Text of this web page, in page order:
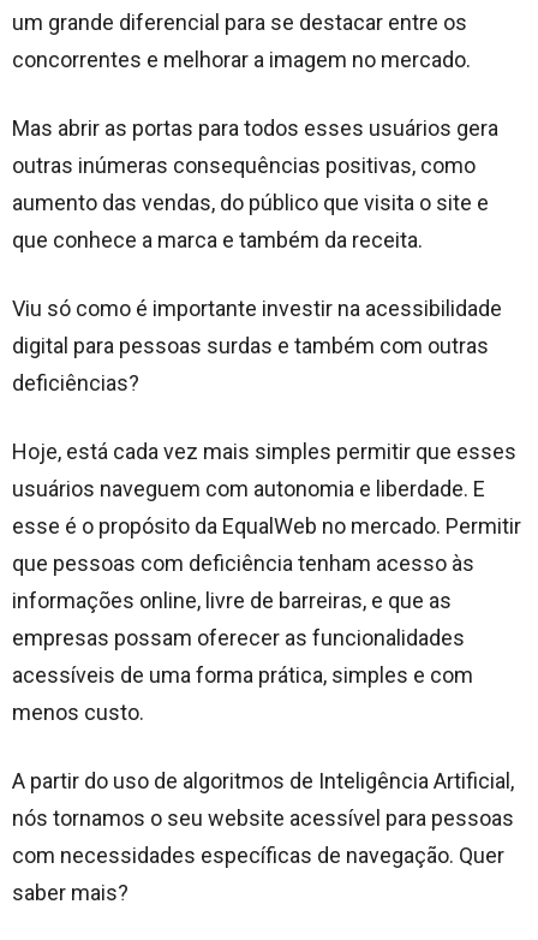
um grande diferencial para se destacar entre os
concorrentes e melhorar a imagem no mercado.
Mas abrir as portas para todos esses usuários gera
outras inúmeras consequências positivas, como
aumento das vendas, do público que visita o site e
que conhece a marca e também da receita.
Viu só como é importante investir na acessibilidade
digital para pessoas surdas e também com outras
deficiências?
Hoje, está cada vez mais simples permitir que esses
usuários naveguem com autonomia e liberdade. E
esse é o propósito da EqualWeb no mercado. Permitir
que pessoas com deficiência tenham acesso às
informações online, livre de barreiras, e que as
empresas possam oferecer as funcionalidades
acessíveis de uma forma prática, simples e com
menos custo.
A partir do uso de algoritmos de Inteligência Artificial,
nós tornamos o seu website acessível para pessoas
com necessidades específicas de navegação. Quer
saber mais?